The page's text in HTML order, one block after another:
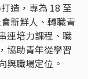
造，專為 18 至
新鮮人、轉職青
連培力課程、職
協助青年從學習
與職場定位。